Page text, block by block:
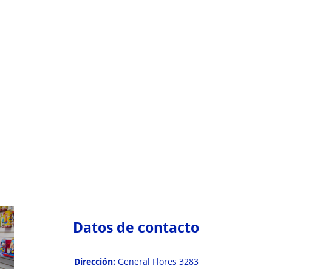
Datos de contacto
Dirección:General Flores 3283